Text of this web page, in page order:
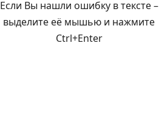
Если Вы нашли ошибку в тексте –
выделите её мышью и нажмите
Ctrl+Enter